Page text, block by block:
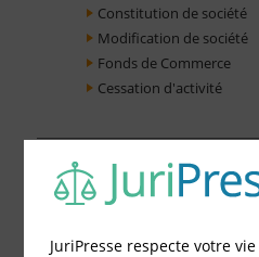
Constitution de société
Modification de société
Fonds de Commerce
Cessation d'activité
JuriPresse respecte votre